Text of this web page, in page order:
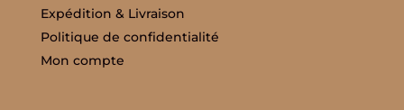
Expédition & Livraison
Politique de confidentialité
Mon compte